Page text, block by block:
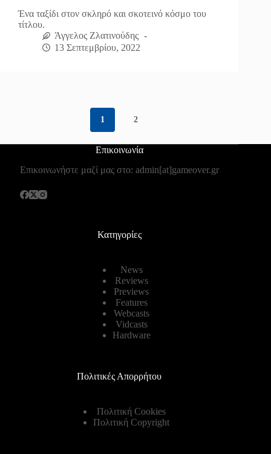
Ένα ταξίδι στον σκληρό και σκοτεινό κόσμο του
τίτλου.
Άγγελος Ζλατινούδης
13 Σεπτεμβρίου, 2022
1 2
Επικοινωνία
Επικοινωνήστε μαζί μας στο: admin[at]gameover.gr
Κατηγορίες
News
Reviews
Previews
Features
Webcasts
Vidcasts
Hardware
Πολιτικές Απορρήτου
Πολιτική Cookies
Πολιτική Copyright